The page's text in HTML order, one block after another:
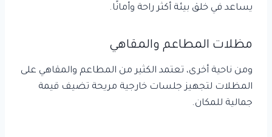
يساعد في خلق بيئة أكثر راحة وأمانًا.
مظلات المطاعم والمقاهي
ومن ناحية أخرى، تعتمد الكثير من المطاعم والمقاهي على
المظلات لتجهيز جلسات خارجية مريحة تضيف قيمة
جمالية للمكان.